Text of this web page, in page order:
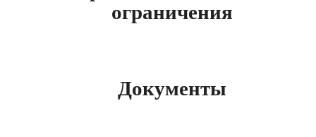
ограничения
Документы